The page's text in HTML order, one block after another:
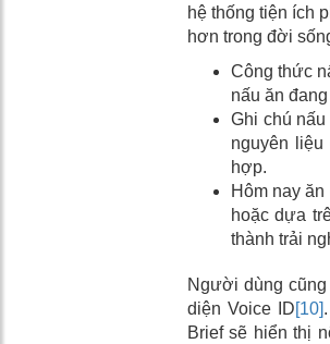
hệ thống tiện ích
hơn trong đời
Công thức
nấu ăn
Ghi chú
nguyên
hợp.
Hôm nay
hoặc dựa
thành trải
Người dùng
diện Voice ID [10]
Brief sẽ hiển thị